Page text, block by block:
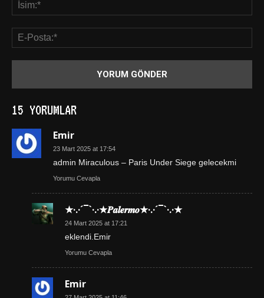
15 YORUMLAR
Emir
23 Mart 2025 at 17:54
admin Miraculous – Paris Under Siege gelecekmi
Yorumu Cevapla
★·.·´¯`·.·★𝑷𝒂𝒍𝒆𝒓𝒎𝒐★·.·´¯`·.·★
24 Mart 2025 at 17:21
eklendi.Emir
Yorumu Cevapla
Emir